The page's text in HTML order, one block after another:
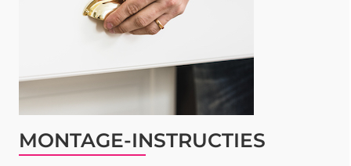
MONTAGE-INSTRUCTIES